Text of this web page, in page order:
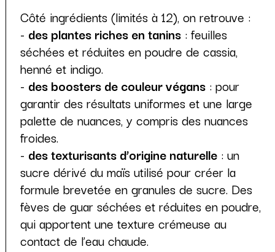
Côté ingrédients (limités à 12), on retrouve :
- des plantes riches en tanins : feuilles
séchées et réduites en poudre de cassia,
henné et indigo.
- des boosters de couleur végans : pour
garantir des résultats uniformes et une large
palette de nuances, y compris des nuances
froides.
- des texturisants d’origine naturelle : un
sucre dérivé du maïs utilisé pour créer la
formule brevetée en granules de sucre. Des
fèves de guar séchées et réduites en poudre,
qui apportent une texture crémeuse au
contact de l’eau chaude.